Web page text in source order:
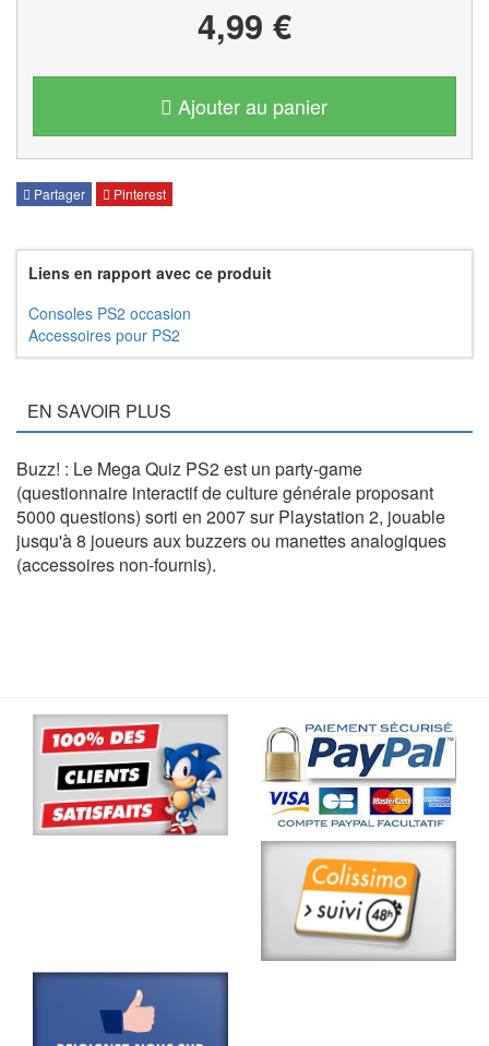
4,99 €
Ajouter au panier
Partager Pinterest
Liens en rapport avec ce produit
Consoles PS2 occasion
Accessoires pour PS2
EN SAVOIR PLUS
Buzz! : Le Mega Quiz PS2 est un party-game
(questionnaire interactif de culture générale proposant
5000 questions) sorti en 2007 sur Playstation 2, jouable
jusqu'à 8 joueurs aux buzzers ou manettes analogiques
(accessoires non-fournis).